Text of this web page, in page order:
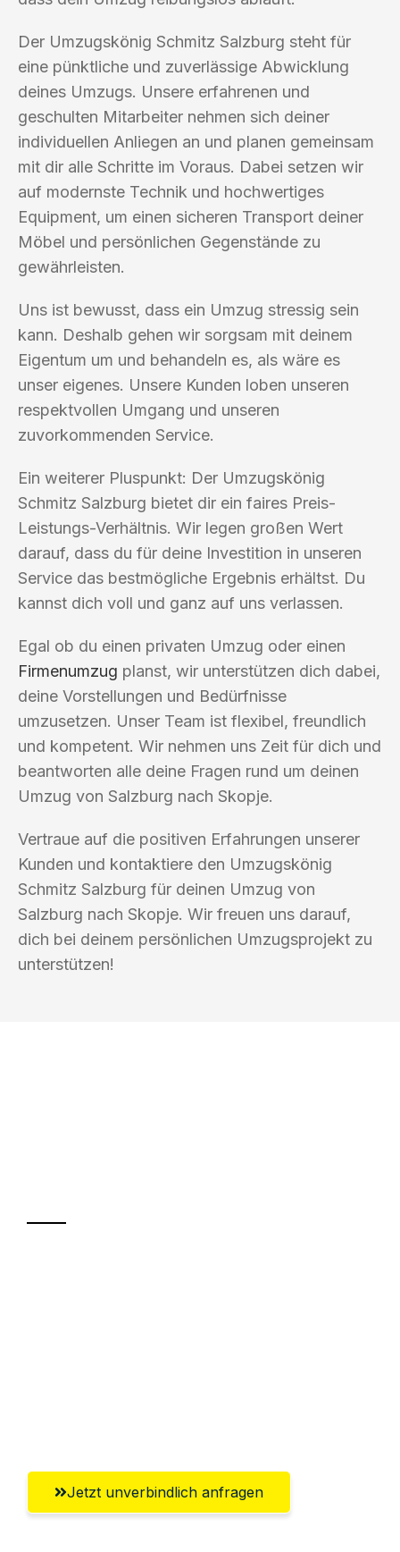
Der Umzugskönig Schmitz Salzburg steht für
eine pünktliche und zuverlässige Abwicklung
deines Umzugs. Unsere erfahrenen und
geschulten Mitarbeiter nehmen sich deiner
individuellen Anliegen an und planen gemeinsam
mit dir alle Schritte im Voraus. Dabei setzen wir
auf modernste Technik und hochwertiges
Equipment, um einen sicheren Transport deiner
Möbel und persönlichen Gegenstände zu
gewährleisten.
Uns ist bewusst, dass ein Umzug stressig sein
kann. Deshalb gehen wir sorgsam mit deinem
Eigentum um und behandeln es, als wäre es
unser eigenes. Unsere Kunden loben unseren
respektvollen Umgang und unseren
zuvorkommenden Service.
Ein weiterer Pluspunkt: Der Umzugskönig
Schmitz Salzburg bietet dir ein faires Preis-
Leistungs-Verhältnis. Wir legen großen Wert
darauf, dass du für deine Investition in unseren
Service das bestmögliche Ergebnis erhältst. Du
kannst dich voll und ganz auf uns verlassen.
Egal ob du einen privaten Umzug oder einen
Firmenumzug planst, wir unterstützen dich dabei,
deine Vorstellungen und Bedürfnisse
umzusetzen. Unser Team ist flexibel, freundlich
und kompetent. Wir nehmen uns Zeit für dich und
beantworten alle deine Fragen rund um deinen
Umzug von Salzburg nach Skopje.
Vertraue auf die positiven Erfahrungen unserer
Kunden und kontaktiere den Umzugskönig
Schmitz Salzburg für deinen Umzug von
Salzburg nach Skopje. Wir freuen uns darauf,
dich bei deinem persönlichen Umzugsprojekt zu
unterstützen!
Jetzt unverbindlich anfragen